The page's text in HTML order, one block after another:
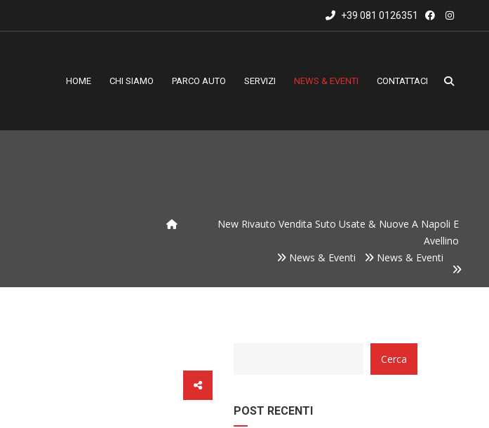
+39 081 0126351
HOME CHI SIAMO PARCO AUTO SERVIZI NEWS & EVENTI CONTATTACI
New Rivauto Vendita Suto Usate & Nuove A Napoli E
Avellino
News & Eventi
News & Eventi
Cerca
POST RECENTI